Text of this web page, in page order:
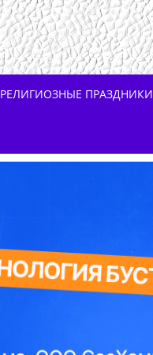
РЕЛИГИОЗНЫЕ ПРАЗДНИКИ